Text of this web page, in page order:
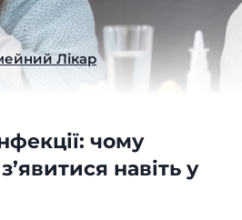
Лікар
чому
навіть у